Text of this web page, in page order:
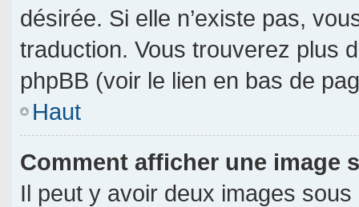
désirée. Si elle n’existe pas,
traduction. Vous trouverez plus
phpBB (voir le lien en bas de
Haut
Comment afficher une image
Il peut y avoir deux images